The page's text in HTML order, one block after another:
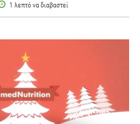
1 λεπτό να διαβαστεί